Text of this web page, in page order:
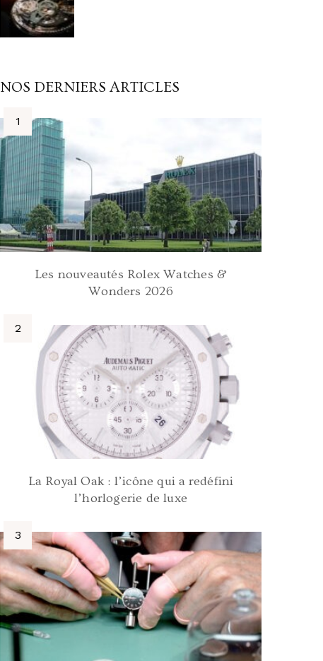
NOS DERNIERS ARTICLES
Les nouveautés Rolex Watches &
Wonders 2026
La Royal Oak : l’icône qui a redéfini
l’horlogerie de luxe